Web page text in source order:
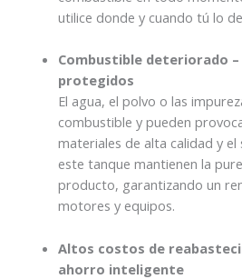
utilice donde y cuando tú lo
Combustible deteriorado
protegidos
El agua, el polvo o las
combustible y pueden
materiales de alta calidad y
este tanque mantienen la
producto, garantizando un
motores y equipos.
Altos costos de
ahorro inteligente